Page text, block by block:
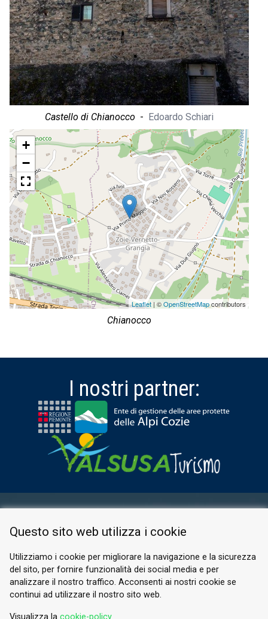
Castello di Chianocco - Edoardo Schiari
+
−
Leaflet | ©OpenStreetMapcontributors
Chianocco
I nostri partner:
PRIVACY POLICY
© 2026 Valle di Susa
Tesori di Arte e Cultura Alpina
Tel.
Questo sito web utilizza i cookie
Utilizziamo i cookie per migliorare la navigazione e la sicurezza
del sito, per fornire funzionalità dei social media e per
analizzare il nostro traffico. Acconsenti ai nostri cookie se
continui ad utilizzare il nostro sito web.